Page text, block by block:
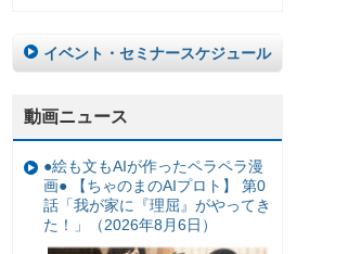
イベント・セミナースケジュール
動画ニュース
●絵も文もAIが作ったペラペラ漫
画● 【ちゃのまのAIプロト】 第0
話「我が家に『理屈』がやってき
た！」（2026年8月6日）